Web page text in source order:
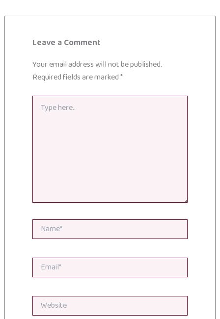
Leave a Comment
Your email address will not be published.
Required fields are marked*
Type
here..
Name*
Email*
Website